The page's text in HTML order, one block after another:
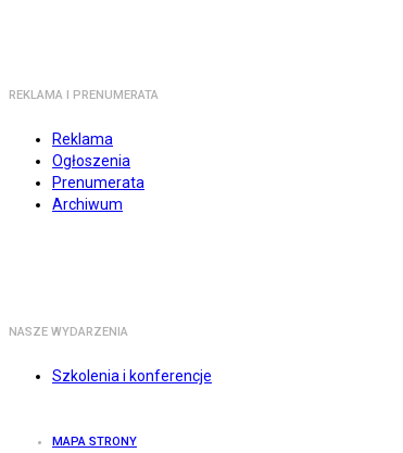
REKLAMA I PRENUMERATA
Reklama
Ogłoszenia
Prenumerata
Archiwum
NASZE WYDARZENIA
Szkolenia i konferencje
MAPA STRONY